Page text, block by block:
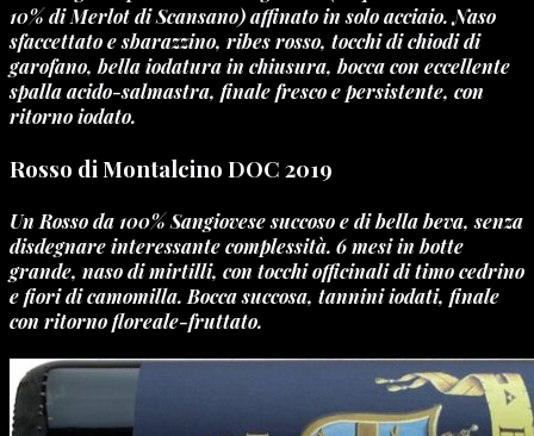
10% di Merlot di Scansano) affinato in solo acciaio. Naso
sfaccettato e sbarazzino, ribes rosso, tocchi di chiodi di
garofano, bella iodatura in chiusura, bocca con eccellente
spalla acido-salmastra, finale fresco e persistente, con
ritorno iodato.
Rosso di Montalcino DOC 2019
Un Rosso da 100% Sangiovese succoso e di bella beva, senza
disdegnare interessante complessità. 6 mesi in botte
grande, naso di mirtilli, con tocchi officinali di timo cedrino
e fiori di camomilla. Bocca succosa, tannini iodati, finale
con ritorno floreale-fruttato.